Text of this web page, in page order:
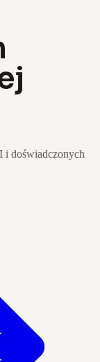
i doświadczonych